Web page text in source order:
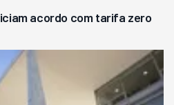
acordo com tarifa zero